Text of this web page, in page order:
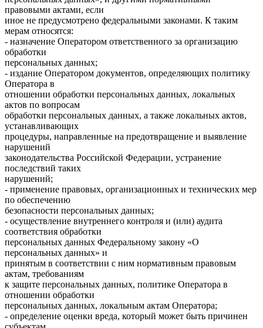
правовыми актами, если
иное не предусмотрено федеральными законами. К таким
мерам относятся:
- назначение Оператором ответственного за организацию
обработки
персональных данных;
- издание Оператором документов, определяющих политику
Оператора в
отношении обработки персональных данных, локальных
актов по вопросам
обработки персональных данных, а также локальных актов,
устанавливающих
процедуры, направленные на предотвращение и выявление
нарушений
законодательства Российской Федерации, устранение
последствий таких
нарушений;
- применение правовых, организационных и технических мер
по обеспечению
безопасности персональных данных;
- осуществление внутреннего контроля и (или) аудита
соответствия обработки
персональных данных Федеральному закону «О
персональных данных» и
принятым в соответствии с ним нормативным правовым
актам, требованиям
к защите персональных данных, политике Оператора в
отношении обработки
персональных данных, локальным актам Оператора;
- определение оценки вреда, который может быть причинен